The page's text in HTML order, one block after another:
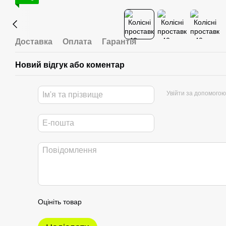
Доставка Оплата Гарантія
Новий відгук або коментар
Увійти за допомогою
Оцініть товар